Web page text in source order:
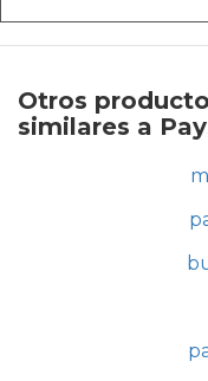
Otros
similares a